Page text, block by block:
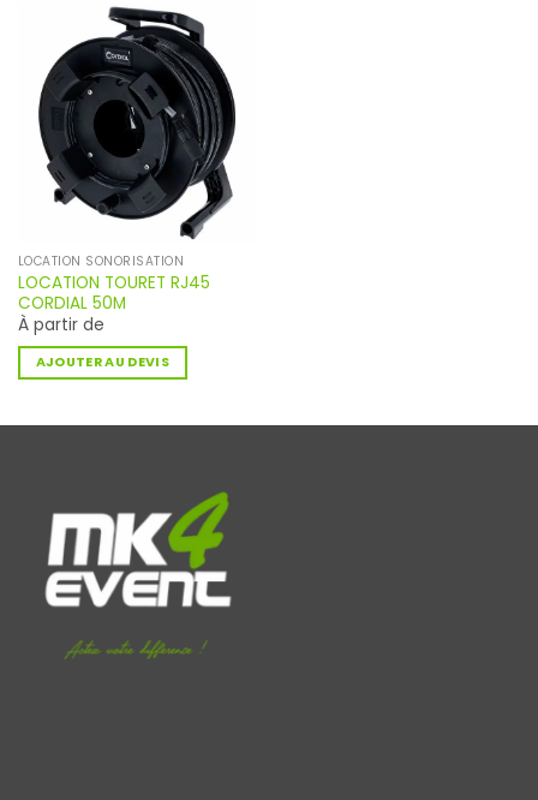
LOCATION SONORISATION
LOCATION TOURET RJ45
CORDIAL 50M
À partir de
AJOUTER AU DEVIS